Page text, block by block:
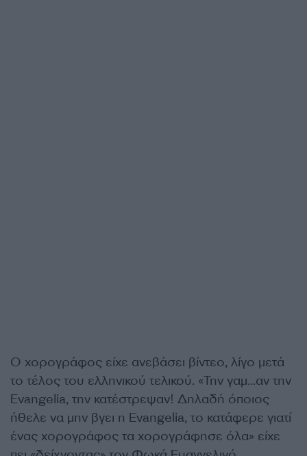
Ο χορογράφος είχε ανεβάσει βίντεο, λίγο μετά
το τέλος του ελληνικού τελικού. «Την γαμ…αν την
Evangelia, την κατέστρεψαν! Δηλαδή όποιος
ήθελε να μην βγει η Evangelia, το κατάφερε γιατί
ένας χορογράφος τα χορογράφησε όλα» είχε